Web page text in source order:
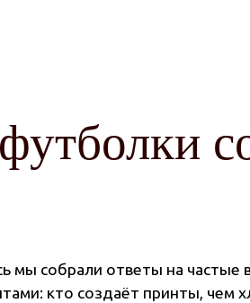
мы собрали ответы на частые
кто создаёт принты, чем